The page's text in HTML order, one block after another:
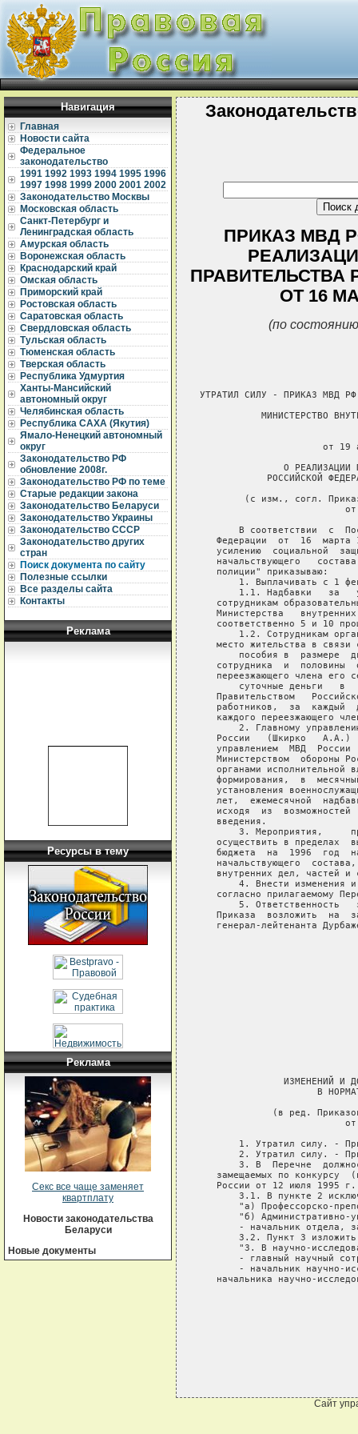
Навигация
Главная
Новости сайта
Федеральное
законодательство
1991 1992 1993 1994 1995 1996
1997 1998 1999 2000 2001 2002
Законодательство Москвы
Московская область
Санкт-Петербург и
Ленинградская область
Амурская область
Воронежская область
Краснодарский край
Омская область
Приморский край
Ростовская область
Саратовская область
Свердловская область
Тульская область
Тюменская область
Тверская область
Республика Удмуртия
Ханты-Мансийский
автономный округ
Челябинская область
Республика САХА (Якутия)
Ямало-Ненецкий автономный
округ
Законодательство РФ
обновление 2008г.
Законодательство РФ по теме
Старые редакции закона
Законодательство Беларуси
Законодательство Украины
Законодательство СССР
Законодательство других
стран
Поиск документа по сайту
Полезные ссылки
Все разделы сайта
Контакты
Реклама
Ресурсы в тему
Реклама
Секс все чаще заменяет
квартплату
Новости законодательства
Беларуси
Новые документы
ПРИКАЗ МВД
ПРАВИТЕЛЬСТВА
ОТ 16
(по
УТРАТИЛ СИЛУ - ПРИКАЗ МВД
МИНИСТЕРСТВО
от 19
О РЕАЛИЗАЦИИ
РОССИЙСКОЙ
(с изм., согл.
В соответствии  с
Федерации  от  16  марта
усилению  социальной
начальствующего
   полиции" приказываю:
1. Выплачивать с 1
1.1. Надбавки   за
сотрудникам
Министерства
соответственно 5 и 10
1.2. Сотрудникам
место жительства в связи
пособия в  размере
сотрудника  и  половины
переезжающего члена его
суточные деньги   в
Правительством
работников,  за  каждый
каждого переезжающего
2. Главному
России   (Шкирко   А.А.)
управлением  МВД  России
Министерством  обороны
органами исполнительной
формирования,  в
установления
лет,  ежемесячной
исходя  из  возможностей
   введения.
3. Мероприятия,
осуществить в пределах
бюджета  на  1996  год
начальствующего
внутренних дел, частей и
4. Внести изменения
согласно прилагаемому
5. Ответственность
Приказа  возложить  на
генерал-лейтенанта
ИЗМЕНЕНИЙ И
В
(в ред.
1. Утратил силу. -
2. Утратил силу. -
3. В  Перечне
замещаемых по конкурсу
России от 12 июля 1995
3.1. В пункте 2
"а) Профессорско-
"б) Административно-
- начальник отдела,
3.2. Пункт 3
"3. В научно-
- главный научный
- начальник научно-
начальника научно-
Сайт